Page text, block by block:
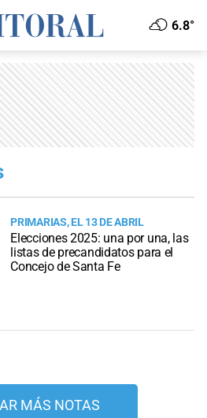
6.8°
PRIMARIAS, EL 13 DE ABRIL
Elecciones 2025: una por una, las
listas de precandidatos para el
Concejo de Santa Fe
MÁS NOTAS